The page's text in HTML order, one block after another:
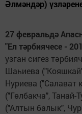
Әлмәндәр)
27 февральдә
"Ел тәрбиячесе -
узган сигез
Шаһиева
Нуриева ("Салават
("Гөлбакча",
("Алтын балык",